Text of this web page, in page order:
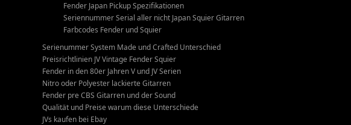
Fender Japan Pickup Spezifikationen
Seriennummer Serial aller nicht Japan Squier Gitarren
Farbcodes Fender und Squier
Serienummer System Made und Crafted Unterschied
Preisrichtlinien JV Vintage Fender Squier
Fender in den 80er Jahren V und JV Serien
Nitro oder Polyester lackierte Gitarren
Fender pre CBS Gitarren und der Sound
Qualität und Preise warum diese Unterschiede
JVs kaufen bei Ebay